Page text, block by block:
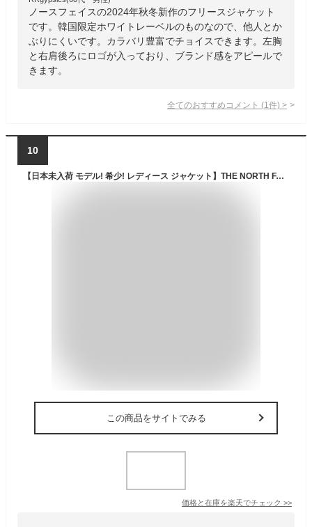
ノースフェイスの2024年秋冬新作のフリースジャケット
です。韓国限定ホワイトレーベルのものなので、他人とか
ぶりにくいです。カラバリ豊富でチョイスできます。左胸
と右肩後ろにロゴが入っており、ブランド感をアピールで
きます。
全てのおすすめコメント (1 件) >
10
【日本未入荷 モデル! 希少! レディース ジャケット】THE NORTH FACE (ノースフェイス) WOMENS RIDGE FLEECE FULL ZIP (ウィメンズ リッジ フリース フル ジップ) フリース ボア レディース アウター TNF BLACK (ブラック) NF0A5AA9JK3 エンドレストリップ
この商品をサイトでみる
価格と在庫を楽天でチェック >>